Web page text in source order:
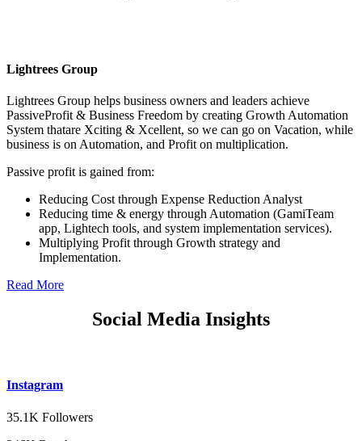
Lightrees Group
Lightrees Group helps business owners and leaders achieve
PassiveProfit & Business Freedom by creating Growth Automation
System thatare Xciting & Xcellent, so we can go on Vacation, while
business is on Automation, and Profit on multiplication.
Passive profit is gained from:
Reducing Cost through Expense Reduction Analyst
Reducing time & energy through Automation (GamiTeam
app, Lightech tools, and system implementation services).
Multiplying Profit through Growth strategy and
Implementation.
Read More
Social Media Insights
Instagram
35.1K Followers